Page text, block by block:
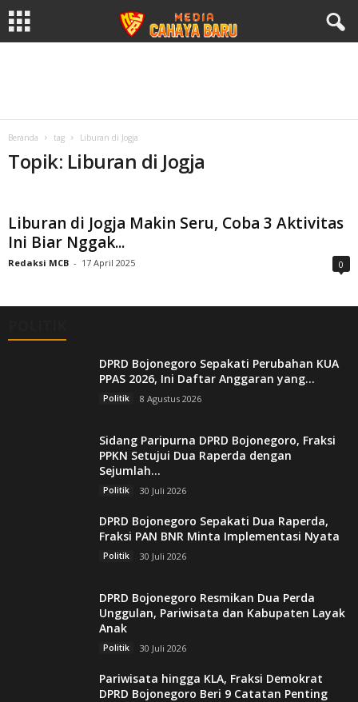
Beranda tag Liburan di Jogja
Topik: Liburan di Jogja
Liburan di Jogja Makin Seru, Coba 3 Aktivitas
Ini Biar Nggak...
Redaksi MCB - 17 April 2025 0
DPRD Bojonegoro Sepakati Perubahan KUA
PPAS 2026, Ini Daftar Anggaran yang...
Politik 8 Agustus 2026
Sidang Paripurna DPRD Bojonegoro, Fraksi
PPKN Setujui Dua Raperda dengan
Sejumlah...
Politik 30 Juli 2026
DPRD Bojonegoro Sepakati Dua Raperda,
Fraksi PAN BNR Minta Implementasi Nyata
Politik 30 Juli 2026
DPRD Bojonegoro Resmikan Dua Perda
Unggulan, Pariwisata dan Kabupaten Layak
Anak
Politik 30 Juli 2026
Pariwisata hingga KLA, Fraksi Demokrat
DPRD Bojonegoro Beri 9 Catatan Penting